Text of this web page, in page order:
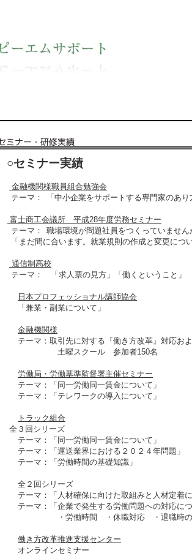
○セミナー実績
金融機関様職員組合勉強会
テーマ：
「中小企業をサポートする専門家のあり
富士商工会議所 平成28年度労務セミナー
テーマ：
職場環境が問題社員をつくっていません
「まだ間に合います。就業規則の作成と変更につい
通信制高校
テーマ：
「求人票の見方」「働くということ」
日本プロフェッショナル講師協会
「兼業・副業について」
金融機関様
テーマ：取引先に対する『働き方改革』対応およ
土曜スクール 参加者150名
労働局・労働基準監督署主催セミナー
テーマ：「同一労働同一賃金について」
テーマ：「テレワークの導入について」
トラック組合
全３回シリーズ
テーマ：「同一労働同一賃金について」
テーマ：「運送業界における２０２４年問題」
テーマ：「労働時間の基礎知識」
全２回シリーズ
テーマ：「人材確保に向けた取組みと人材定着に
テーマ：「企業で発生する労働問題への対応につ
・労働時間 ・休職対応 ・退職時の
働き方改革推進支援センター
オンラインセミナー